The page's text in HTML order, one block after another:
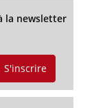
la newsletter
S'inscrire